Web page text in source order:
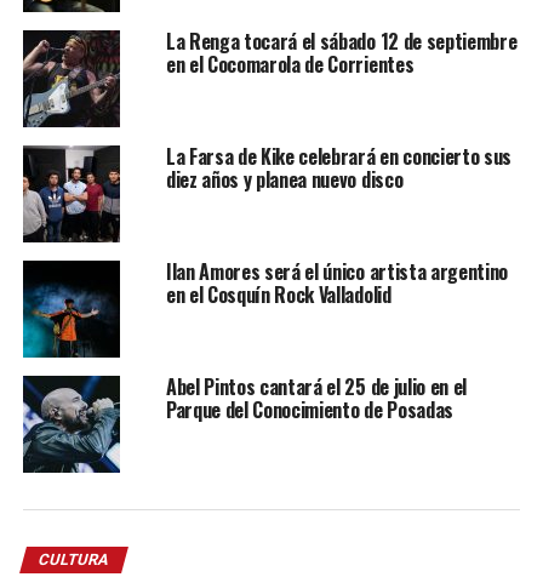
La Renga tocará el sábado 12 de septiembre
en el Cocomarola de Corrientes
La Farsa de Kike celebrará en concierto sus
diez años y planea nuevo disco
Ilan Amores será el único artista argentino
en el Cosquín Rock Valladolid
Abel Pintos cantará el 25 de julio en el
Parque del Conocimiento de Posadas
CULTURA